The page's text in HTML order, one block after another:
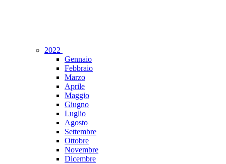
2022
Gennaio
Febbraio
Marzo
Aprile
Maggio
Giugno
Luglio
Agosto
Settembre
Ottobre
Novembre
Dicembre